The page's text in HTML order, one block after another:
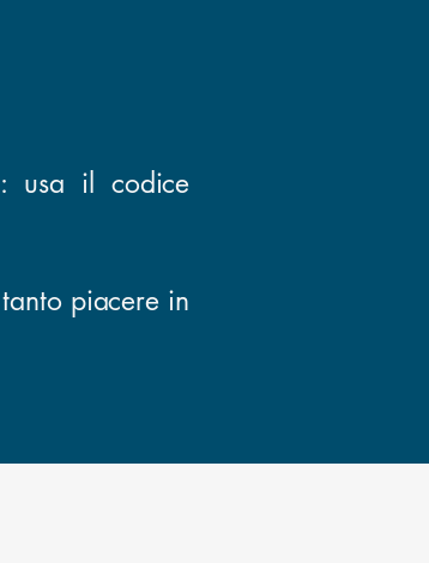
usa il codice
piacere in